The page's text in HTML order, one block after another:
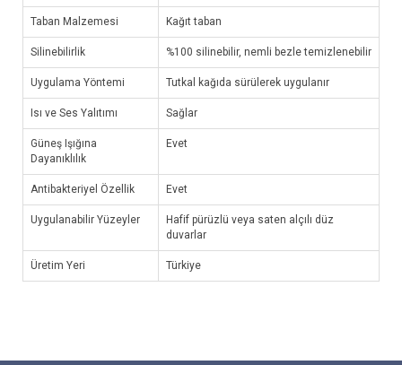
Taban Malzemesi Kağıt taban
Silinebilirlik %100 silinebilir, nemli bezle temizlenebilir
Uygulama Yöntemi Tutkal kağıda sürülerek uygulanır
Isı ve Ses Yalıtımı Sağlar
Güneş Işığına
Dayanıklılık
Evet
Antibakteriyel Özellik Evet
Uygulanabilir Yüzeyler
Hafif pürüzlü veya saten alçılı düz
duvarlar
Üretim Yeri Türkiye